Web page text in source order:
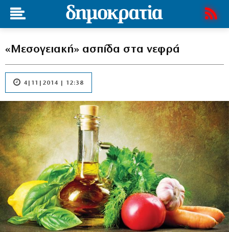
«Μεσογειακή» ασπίδα στα νεφρά
4|11|2014 | 12:38